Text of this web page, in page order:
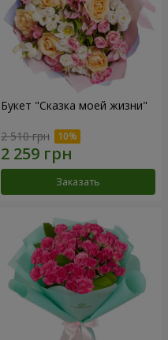
Букет "Сказка моей жизни"
2 510 грн
Заказать